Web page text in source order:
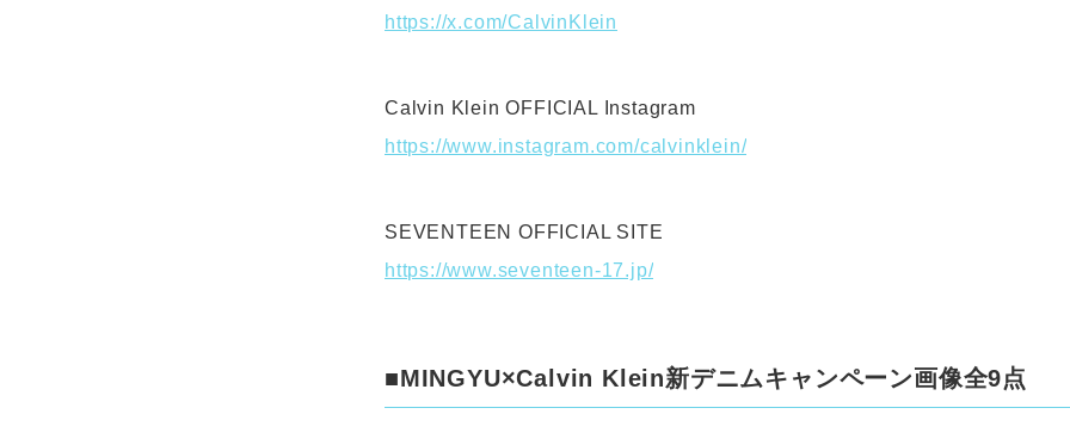
https://x.com/CalvinKlein
Calvin Klein OFFICIAL Instagram
https://www.instagram.com/calvinklein/
SEVENTEEN OFFICIAL SITE
https://www.seventeen-17.jp/
■MINGYU×Calvin Klein新デニムキャンペーン画像全9点